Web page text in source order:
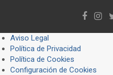
Aviso Legal
Política de Privacidad
Política de Cookies
Configuración de Cookies